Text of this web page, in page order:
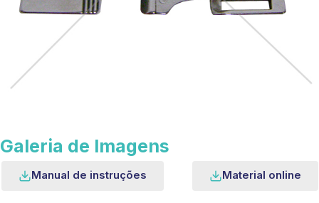
Galeria de Imagens
Manual de instruções Material online